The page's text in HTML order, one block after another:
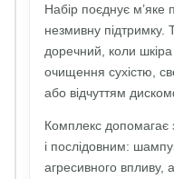
Набір поєднує м’яке
незмивну
доречний, коли
очищення сухістю,
або відчуттям
Комплекс допомагає
і послідовним:
агресивного впливу,